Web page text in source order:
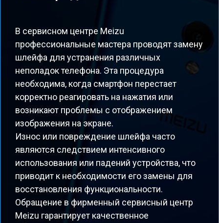
В сервисном центре Meizu
профессиональные мастера проводят замену
шлейфа для устранения различных
неполадок телефона. Эта процедура
необходима, когда смартфон перестает
корректно реагировать на нажатия или
возникают проблемы с отображением
изображения на экране.
Износ или повреждение шлейфа часто
являются следствием интенсивного
использования или падений устройства, что
приводит к необходимости его замены для
восстановления функциональности.
Обращение в фирменный сервисный центр
Meizu гарантирует качественное